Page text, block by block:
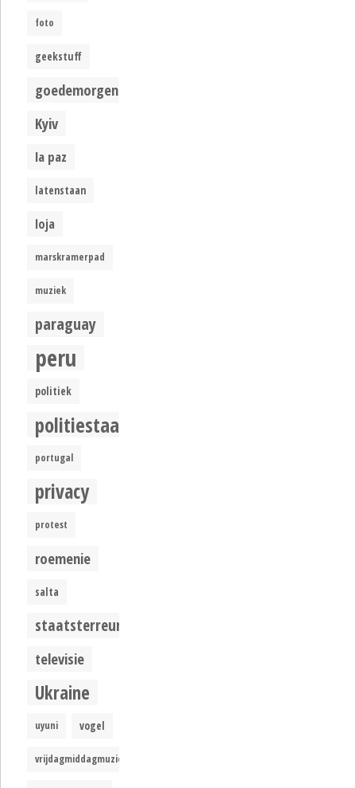
foto
geekstuff
goedemorgen
Kyiv
la paz
latenstaan
loja
marskramerpad
muziek
paraguay
peru
politiek
politiestaat
portugal
privacy
protest
roemenie
salta
staatsterreur
televisie
Ukraine
uyuni vogel
vrijdagmiddagmuziek